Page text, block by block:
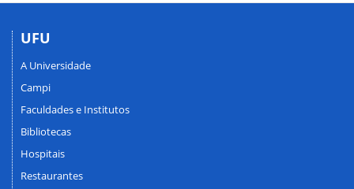
UFU
A Universidade
Campi
Faculdades e Institutos
Bibliotecas
Hospitais
Restaurantes